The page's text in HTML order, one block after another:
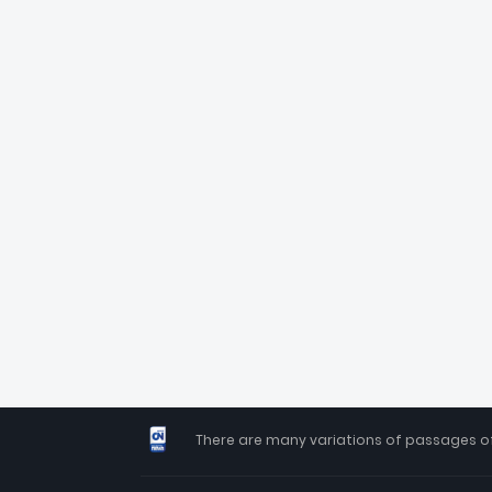
There are many variations of passages